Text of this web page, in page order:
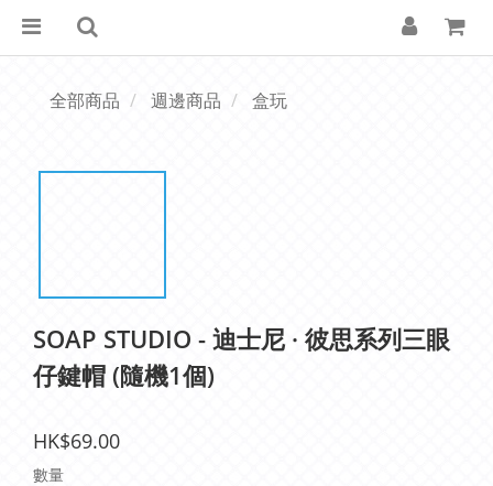
全部商品 週邊商品 盒玩
SOAP STUDIO - 迪士尼 · 彼思系列三眼
仔鍵帽 (隨機1個)
HK$69.00
數量